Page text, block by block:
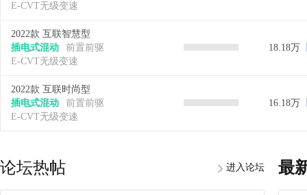
E-CVT无级变速
2022款 互联智慧型
插电式混动
前置前驱
E-CVT无级变速
18.18万
2022款 互联时尚型
插电式混动
前置前驱
E-CVT无级变速
16.18万
论坛热帖 进入论坛 最